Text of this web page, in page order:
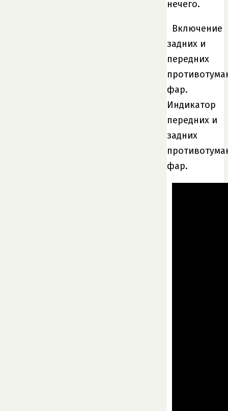
нечего.
Включение
задних и
передних
фар.
Индикатор
передних и
задних
фар.